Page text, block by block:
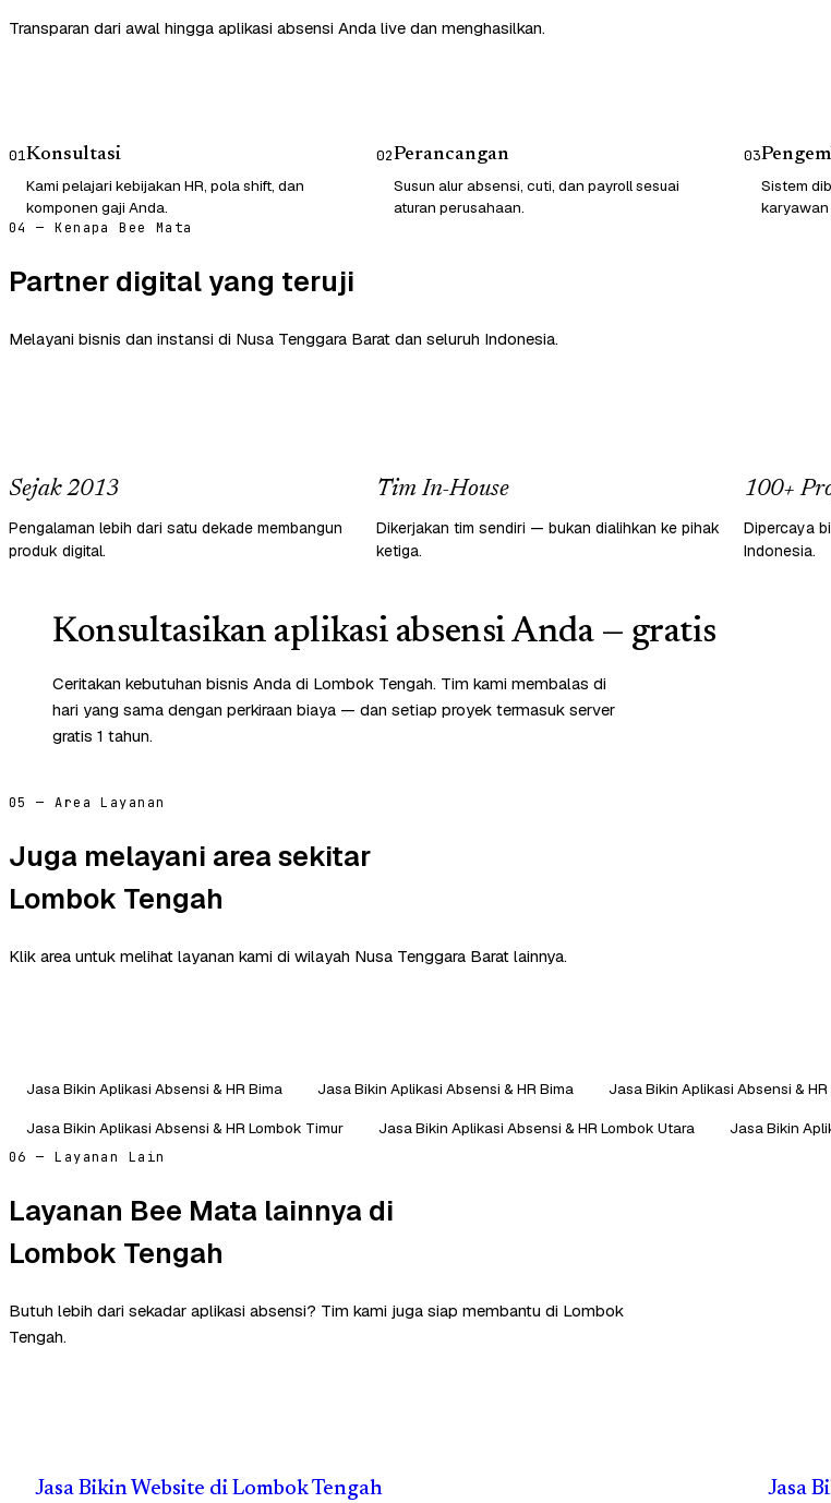
Transparan dari awal hingga aplikasi absensi Anda live dan menghasilkan.
01Konsultasi
Kami pelajari kebijakan HR, pola shift, dan
komponen gaji Anda.
02Perancangan
Susun alur absensi, cuti, dan payroll sesuai
aturan perusahaan.
03
Sistem
karyawan
04 — Kenapa Bee Mata
Partner digital yang teruji
Melayani bisnis dan instansi di Nusa Tenggara Barat dan seluruh Indonesia.
Sejak 2013
Pengalaman lebih dari satu dekade membangun
produk digital.
Tim In-House
Dikerjakan tim sendiri — bukan dialihkan ke pihak
ketiga.
100+
Dipercaya
Indonesia.
Konsultasikan aplikasi absensi Anda — gratis
Ceritakan kebutuhan bisnis Anda di Lombok Tengah. Tim kami membalas di
hari yang sama dengan perkiraan biaya — dan setiap proyek termasuk server
gratis 1 tahun.
05 — Area Layanan
Juga melayani area sekitar
Lombok Tengah
Klik area untuk melihat layanan kami di wilayah Nusa Tenggara Barat lainnya.
Jasa Bikin Aplikasi Absensi & HR Bima Jasa Bikin Aplikasi Absensi & HR Bima Jasa Bikin Aplikasi Absensi & HR
Jasa Bikin Aplikasi Absensi & HR Lombok Timur
Jasa Bikin Aplikasi Absensi & HR Lombok Utara Jasa Bikin
06 — Layanan Lain
Layanan Bee Mata lainnya di
Lombok Tengah
Butuh lebih dari sekadar aplikasi absensi? Tim kami juga siap membantu di Lombok
Tengah.
Jasa Bikin Website di Lombok Tengah Jasa